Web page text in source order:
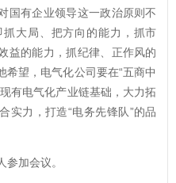
国有企业领导这一政治原则不
大局、把方向的能力，抓市
益的能力，抓纪律、正作风的
望，电气化公司要在“五商中
有电气化产业链基础，大力拓
实力，打造“电务先锋队”的品
加会议。